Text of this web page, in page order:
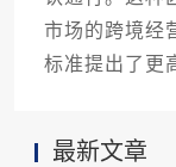
市场的跨境经
标准提出了更
最新文章